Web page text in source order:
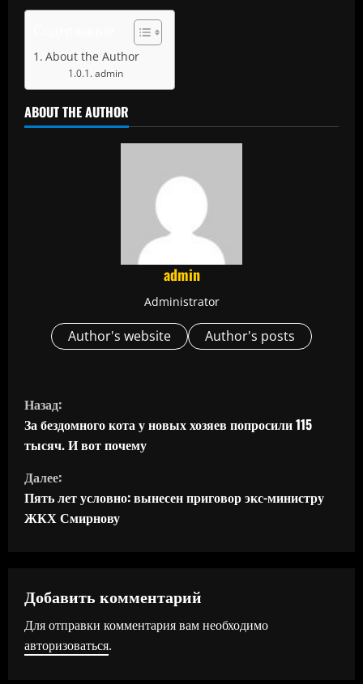
About the Author
admin
ABOUT THE AUTHOR
admin
Administrator
Author's website Author's posts
П
р
о
д
о
ж
и
Назад:
За бездомного кота у новых хозяев попросили 115
тысяч. И вот почему
Далее:
Пять лет условно: вынесен приговор экс-министру
ЖКХ Смирнову
Добавить комментарий
Для отправки комментария вам необходимо
авторизоваться.